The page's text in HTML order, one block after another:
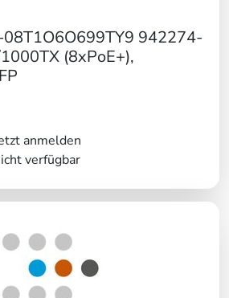
08T1O6O699TY9 942274-
(8xPoE+),
anmelden
verfügbar